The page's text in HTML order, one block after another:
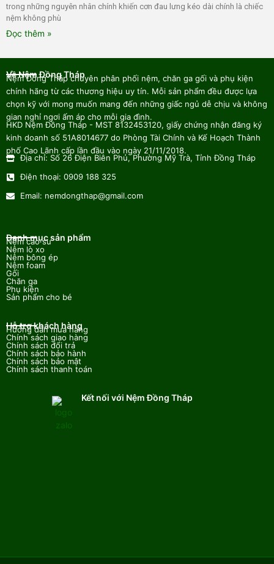
trong những nguyên nhân chính khiến cơn đau lưng kéo dài chính là chiếc
nệm không phù
Đọc thêm »
Về Nệm Đồng Tháp
Nệm Đồng Tháp chuyên phân phối nệm, chăn ga gối và phụ kiện
chính hãng từ các thương hiệu uy tín. Mỗi sản phẩm đều được lựa
chọn kỹ với mong muốn mang đến những giấc ngủ dễ chịu và không
gian nghỉ ngơi ấm áp cho mỗi gia đình.
HKD Nệm Đồng Tháp - MST 8132453120, giấy chứng nhận đăng ký
kinh doanh số 51A8014677 do Phòng Tài Chính và Kế Hoạch Thành
phố Cao Lãnh cấp lần đầu vào ngày 21/11/2018.
Địa chỉ: Số 26 Điện Biên Phủ, Phường Mỹ Trà, Tỉnh Đồng Tháp
Điện thoại: 0909 188 325
Email: nemdongthap@gmail.com
Danh mục sản phẩm
Nệm cao su
Nệm lò xo
Nệm bông ép
Nệm foam
Gối
Chăn ga
Phụ kiện
Sản phẩm cho bé
Hỗ trợ khách hàng
Hướng dẫn mua hàng
Chính sách giao hàng
Chính sách đổi trả
Chính sách bảo hành
Chính sách bảo mật
Chính sách thanh toán
Kết nối với Nệm Đồng Tháp